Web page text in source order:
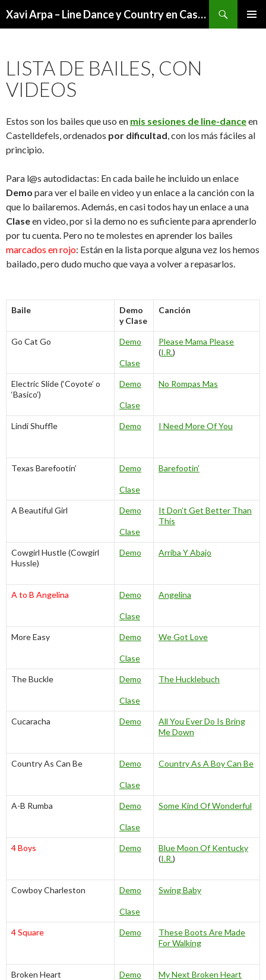
Xavi Arpa – Line Dance y Country en Castelldefels
LISTA DE BAILES, CON
VIDEOS
Estos son los bailes que uso en mis sesiones de line-danceen
Castelldefels, ordenados por dificultad, con los más fáciles al
principio.
Para l@s autodidactas: En cada baile he incluido un enlace
Demo para ver el baile en video y un enlace a la canción con la
que lo bailaremos. Además, en casi todos hay un enlace a una
Claseen video, por si la demo no es suficiente para aprenderlo
por tu cuenta. Pero no te molestes en aprender los bailes
marcados en rojo: Están en la lista porque alguna vez los hemos
bailado, pero dudo mucho que vaya a volver a repasarlos.
Baile
Demo
y Clase
Canción
Go Cat Go Demo
Clase
Please Mama Please
(I.R.)
Electric Slide (‘Coyote’ o
‘Basico’)
Demo
Clase
No Rompas Mas
Lindi Shuffle Demo I Need More Of You
Texas Barefootin’ Demo
Clase
Barefootin’
A Beautiful Girl Demo
Clase
It Don’t Get Better Than
This
Cowgirl Hustle (Cowgirl
Hussle)
Demo Arriba Y Abajo
A to B Angelina Demo
Clase
Angelina
More Easy Demo
Clase
We Got Love
The Buckle Demo
Clase
The Hucklebuch
Cucaracha Demo
All You Ever Do Is Bring
Me Down
Country As Can Be Demo
Clase
Country As A Boy Can Be
A-B Rumba Demo
Clase
Some Kind Of Wonderful
4 Boys Demo
Blue Moon Of Kentucky
(I.R.)
Cowboy Charleston Demo
Clase
Swing Baby
4 Square Demo
These Boots Are Made
For Walking
Broken Heart Demo My Next Broken Heart